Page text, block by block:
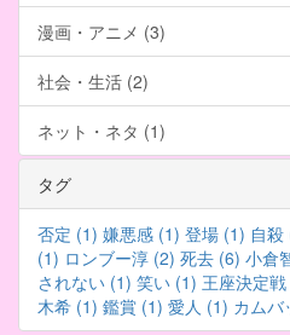
漫画・アニメ (3)
社会・生活 (2)
ネット・ネタ (1)
タグ
否定 (1) 嫌悪感 (1) 登場 (1) 自殺
(1) ロンブー淳 (2) 死去 (6) 小倉
されない (1) 笑い (1) 王座決定
木希 (1) 鑑賞 (1) 愛人 (1) カムバ